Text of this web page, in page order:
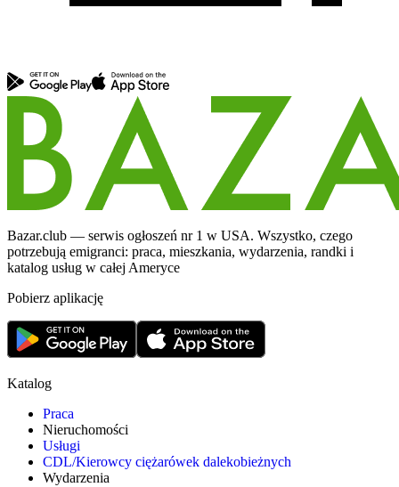
Bazar.club — serwis ogłoszeń nr 1 w USA. Wszystko, czego
potrzebują emigranci: praca, mieszkania, wydarzenia, randki i
katalog usług w całej Ameryce
Pobierz aplikację
Katalog
Praca
Nieruchomości
Usługi
CDL/Kierowcy ciężarówek dalekobieżnych
Wydarzenia